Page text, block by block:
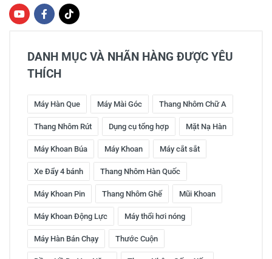
DANH MỤC VÀ NHÃN HÀNG ĐƯỢC YÊU
THÍCH
Máy Hàn Que Máy Mài Góc Thang Nhôm Chữ A
Thang Nhôm Rút Dụng cụ tổng hợp Mặt Nạ Hàn
Máy Khoan Búa Máy Khoan Máy cắt sắt
Xe Đẩy 4 bánh Thang Nhôm Hàn Quốc
Máy Khoan Pin Thang Nhôm Ghế Mũi Khoan
Máy Khoan Động Lực Máy thổi hơi nóng
Máy Hàn Bán Chạy Thước Cuộn